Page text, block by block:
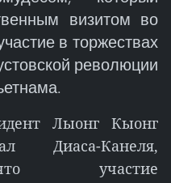
визитом во
в торжествах
революции
Лыонг Кыонг
Диаса-Канеля,
участие